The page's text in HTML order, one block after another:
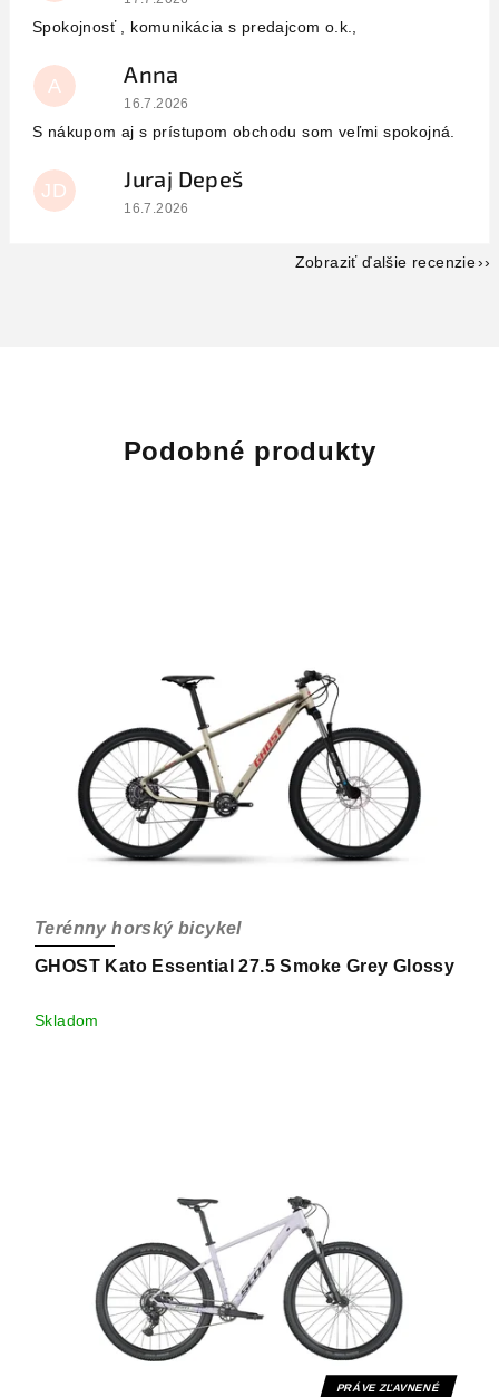
Spokojnosť , komunikácia s predajcom o.k.,
A Anna
Hodnotenie obchodu je 5 z 5 hviezdičiek.
16.7.2026
S nákupom aj s prístupom obchodu som veľmi spokojná.
JD Juraj Depeš
Hodnotenie obchodu je 5 z 5 hviezdičiek.
16.7.2026
Zobraziť ďalšie recenzie
Podobné produkty
GHOST Kato Essential 27.5 Smoke Grey Glossy
Terénny horský bicykel
Skladom
PRÁVE ZĽAVNENÉ